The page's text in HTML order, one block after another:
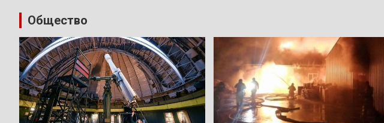
Общество